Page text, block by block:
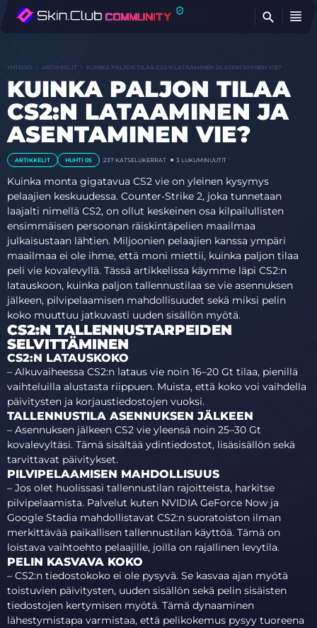
YHTEISÖ ARTIKKELIT KUINKA PALJON TILAA CS2:N LATAAMINEN JA ASENTAMINEN VIE?
KUINKA PALJON TILAA
CS2:N LATAAMINEN JA
ASENTAMINEN VIE?
ARTIKKELIT HUHTI 05 237 KATSELUKERRAT 3 LUKUMINUUTIT
Kuinka monta gigatavua CS2 vie on yleinen kysymys
pelaajien keskuudessa. Counter-Strike 2, joka tunnetaan
laajalti nimellä CS2, on ollut keskeinen osa kilpailullisten
ensimmäisen persoonan räiskintäpelien maailmaa
julkaisustaan lähtien. Miljoonien pelaajien kanssa ympäri
maailmaa ei ole ihme, että moni miettii, kuinka paljon tilaa
peli vie kovalevyllä. Tässä artikkelissa käymme läpi CS2:n
latauskoon, kuinka paljon tallennustilaa se vie asennuksen
jälkeen, pilvipelaamisen mahdollisuudet sekä miksi pelin
koko muuttuu jatkuvasti uuden sisällön myötä.
CS2:N TALLENNUSTARPEIDEN
SELVITTÄMINEN
CS2:N LATAUSKOKO
– Alkuvaiheessa CS2:n lataus vie noin 16–20 Gt tilaa, pienillä
vaihteluilla alustasta riippuen. Muista, että koko voi vaihdella
päivitysten ja korjaustiedostojen vuoksi.
TALLENNUSTILA ASENNUKSEN JÄLKEEN
– Asennuksen jälkeen CS2 vie yleensä noin 25–30 Gt
kovalevyltäsi. Tämä sisältää ydintiedostot, lisäsisällön sekä
tarvittavat päivitykset.
PILVIPELAAMISEN MAHDOLLISUUS
– Jos olet huolissasi tallennustilan rajoitteista, harkitse
pilvipelaamista. Palvelut kuten NVIDIA GeForce Now ja
Google Stadia mahdollistavat CS2:n suoratoiston ilman
merkittävää paikallisen tallennustilan käyttöä. Tämä on
loistava vaihtoehto pelaajille, joilla on rajallinen levytila.
PELIN KASVAVA KOKO
– CS2:n tiedostokoko ei ole pysyvä. Se kasvaa ajan myötä
toistuvien päivitysten, uuden sisällön sekä pelin sisäisten
tiedostojen kertymisen myötä. Tämä dynaaminen
lähestymistapa varmistaa, että pelikokemus pysyy tuoreena